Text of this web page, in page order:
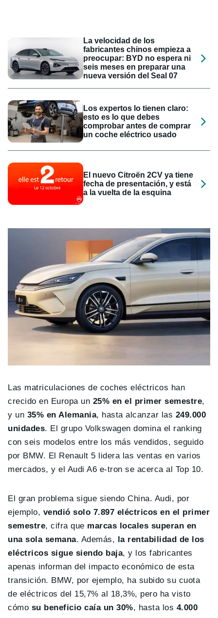
La velocidad de los
fabricantes chinos empieza a
preocupar: BYD no espera ni
seis meses en preparar una
nueva versión del Seal 07
Los expertos lo tienen claro:
esto es lo que debes
comprobar antes de comprar
un coche eléctrico usado
El nuevo Citroën 2CV ya tiene
fecha de presentación, y está
a la vuelta de la esquina
Las matriculaciones de coches eléctricos han
crecido en Europa un 25% en el primer semestre,
y un 35% en Alemania, hasta alcanzar las 249.000
unidades. El grupo Volkswagen domina el ranking
con seis modelos entre los más vendidos, seguido
por BMW. El Renault 5 lidera las ventas en varios
mercados, y el Audi A6 e-tron se acerca al Top 10.
El gran problema sigue siendo China. Audi, por
ejemplo, vendió solo 7.897 eléctricos en el primer
semestre, cifra que marcas locales superan en
una sola semana. Además,
la rentabilidad de los
eléctricos sigue siendo baja, y los fabricantes
apenas informan del impacto económico de esta
transición. BMW, por ejemplo, ha subido su cuota
de eléctricos del 15,7% al 18,3%, pero ha visto
cómo su beneficio caía un 30%, hasta los 4.000